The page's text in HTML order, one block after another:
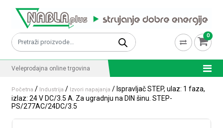
Pretraži: 0
Veleprodajna online trgovina
Početna / Industrija / Izvori napajanja / Ispravljač STEP, ulaz: 1 faza,
izlaz: 24 V DC/3.5 A. Za ugradnju na DIN šinu. STEP-
PS/277AC/24DC/3.5